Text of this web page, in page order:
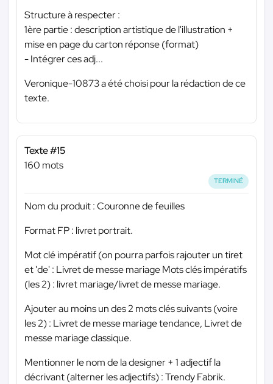
Structure à respecter :
1ère partie : description artistique de l'illustration +
mise en page du carton réponse (format)
- Intégrer ces adj...
Veronique-10873 a été choisi pour la rédaction de ce
texte.
Texte #15
160 mots
TERMINÉ
Nom du produit : Couronne de feuilles
Format FP : livret portrait.
Mot clé impératif (on pourra parfois rajouter un tiret
et 'de' : Livret de messe mariage Mots clés impératifs
(les 2) : livret mariage/livret de messe mariage.
Ajouter au moins un des 2 mots clés suivants (voire
les 2) : Livret de messe mariage tendance, Livret de
messe mariage classique.
Mentionner le nom de la designer + 1 adjectif la
décrivant (alterner les adjectifs) : Trendy Fabrik.